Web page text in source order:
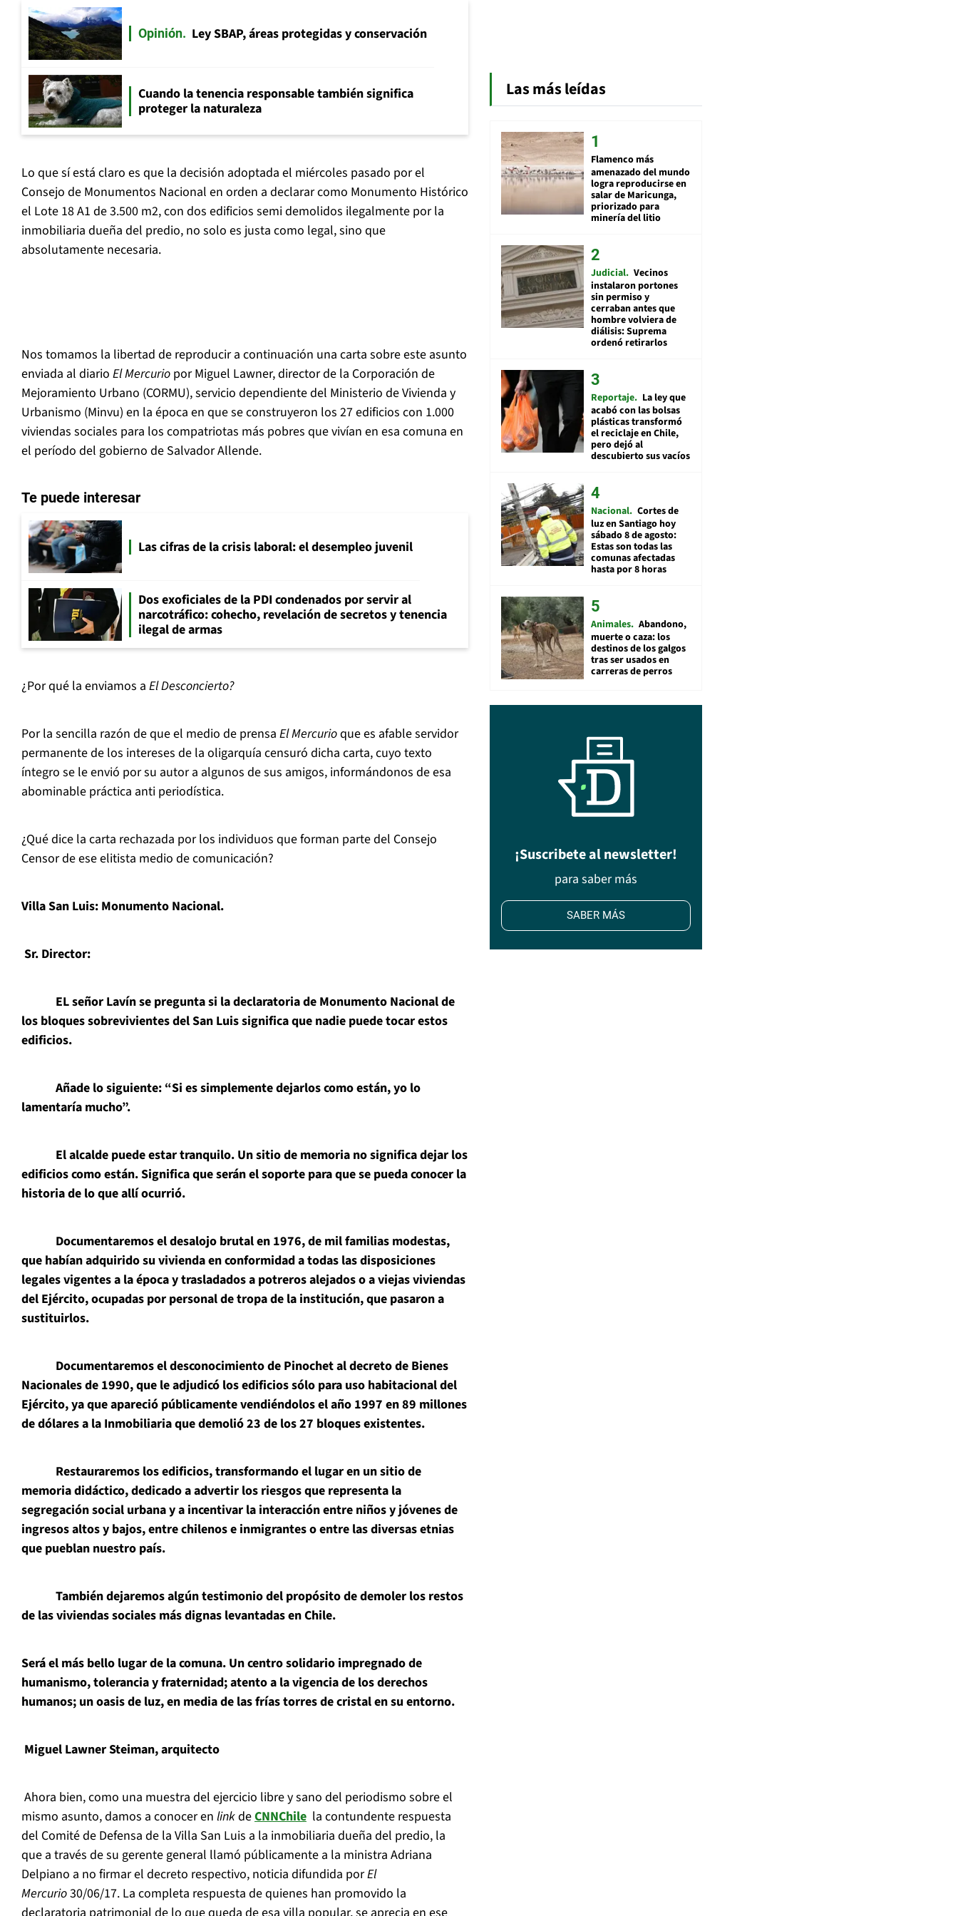
Opinión Ley SBAP, áreas protegidas y conservación
Cuando la tenencia responsable también significa
proteger la naturaleza
Lo que sí está claro es que la decisión adoptada el miércoles pasado por el
Consejo de Monumentos Nacional en orden a declarar como Monumento Histórico
el Lote 18 A1 de 3.500 m2, con dos edificios semi demolidos ilegalmente por la
inmobiliaria dueña del predio, no solo es justa como legal, sino que
absolutamente necesaria.
Nos tomamos la libertad de reproducir a continuación una carta sobre este asunto
enviada al diario El Mercurio por Miguel Lawner, director de la Corporación de
Mejoramiento Urbano (CORMU), servicio dependiente del Ministerio de Vivienda y
Urbanismo (Minvu) en la época en que se construyeron los 27 edificios con 1.000
viviendas sociales para los compatriotas más pobres que vivían en esa comuna en
el período del gobierno de Salvador Allende.
Te puede interesar
Las cifras de la crisis laboral: el desempleo juvenil
Dos exoficiales de la PDI condenados por servir al
narcotráfico: cohecho, revelación de secretos y tenencia
ilegal de armas
¿Por qué la enviamos a El Desconcierto?
Por la sencilla razón de que el medio de prensa El Mercurioque es afable servidor
permanente de los intereses de la oligarquía censuró dicha carta, cuyo texto
íntegro se le envió por su autor a algunos de sus amigos, informándonos de esa
abominable práctica anti periodística.
¿Qué dice la carta rechazada por los individuos que forman parte del Consejo
Censor de ese elitista medio de comunicación?
Villa San Luis: Monumento Nacional.
Sr. Director:
EL señor Lavín se pregunta si la declaratoria de Monumento Nacional de
los bloques sobrevivientes del San Luis significa que nadie puede tocar estos
edificios.
Añade lo siguiente: “Si es simplemente dejarlos como están, yo lo
lamentaría mucho”.
El alcalde puede estar tranquilo. Un sitio de memoria no significa dejar los
edificios como están. Significa que serán el soporte para que se pueda conocer la
historia de lo que allí ocurrió.
Documentaremos el desalojo brutal en 1976, de mil familias modestas,
que habían adquirido su vivienda en conformidad a todas las disposiciones
legales vigentes a la época y trasladados a potreros alejados o a viejas viviendas
del Ejército, ocupadas por personal de tropa de la institución, que pasaron a
sustituirlos.
Documentaremos el desconocimiento de Pinochet al decreto de Bienes
Nacionales de 1990, que le adjudicó los edificios sólo para uso habitacional del
Ejército, ya que apareció públicamente vendiéndolos el año 1997 en 89 millones
de dólares a la Inmobiliaria que demolió 23 de los 27 bloques existentes.
Restauraremos los edificios, transformando el lugar en un sitio de
memoria didáctico, dedicado a advertir los riesgos que representa la
segregación social urbana y a incentivar la interacción entre niños y jóvenes de
ingresos altos y bajos, entre chilenos e inmigrantes o entre las diversas etnias
que pueblan nuestro país.
También dejaremos algún testimonio del propósito de demoler los restos
de las viviendas sociales más dignas levantadas en Chile.
Será el más bello lugar de la comuna. Un centro solidario impregnado de
humanismo, tolerancia y fraternidad; atento a la vigencia de los derechos
humanos; un oasis de luz, en media de las frías torres de cristal en su entorno.
Miguel Lawner Steiman, arquitecto
Ahora bien, como una muestra del ejercicio libre y sano del periodismo sobre el
mismo asunto, damos a conocer en linkdeCNNChile la contundente respuesta
del Comité de Defensa de la Villa San Luis a la inmobiliaria dueña del predio, la
que a través de su gerente general llamó públicamente a la ministra Adriana
Delpiano a no firmar el decreto respectivo, noticia difundida porEl
Mercurio30/06/17. La completa respuesta de quienes han promovido la
Las más leídas
Flamenco más
amenazado del mundo
logra reproducirse en
salar de Maricunga,
priorizado para
minería del litio
Judicial Vecinos
instalaron portones
sin permiso y
cerraban antes que
hombre volviera de
diálisis: Suprema
ordenó retirarlos
Reportaje La ley que
acabó con las bolsas
plásticas transformó
el reciclaje en Chile,
pero dejó al
descubierto sus vacíos
Nacional Cortes de
luz en Santiago hoy
sábado 8 de agosto:
Estas son todas las
comunas afectadas
hasta por 8 horas
Animales Abandono,
muerte o caza: los
destinos de los galgos
tras ser usados en
carreras de perros
¡Suscribete al newsletter!
para saber más
SABER MÁS